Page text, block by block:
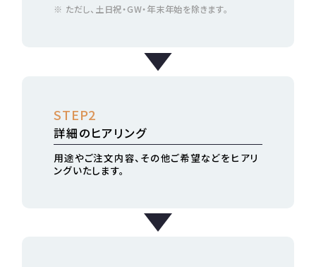
※ ただし、土日祝・GW・年末年始を除きます。
STEP2
詳細のヒアリング
用途やご注文内容、その他ご希望などをヒアリ
ングいたします。